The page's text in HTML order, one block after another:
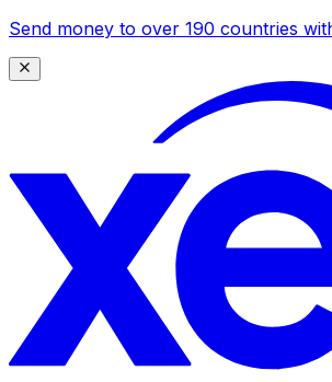
Send money to over 190 countries